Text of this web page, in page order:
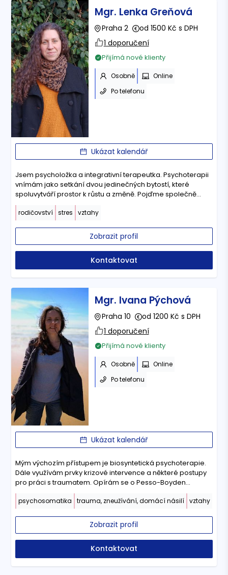
Mgr. Lenka Greňová
Praha 2
od 1500 Kč s DPH
1 doporučení
Přijímá nové klienty
Osobně
Online
Po telefonu
Ukázat kalendář
Jsem psycholožka a integrativní terapeutka. Psychoterapii
vnímám jako setkání dvou jedinečných bytostí, které
spoluvytváří prostor k růstu a změně. Pojďme společně
objevovat a tvořit ten Náš.
rodičovství stres vztahy
Zobrazit profil
Kontaktovat
Mgr. Ivana Pýchová
Praha 10
od 1200 Kč s DPH
1 doporučení
Přijímá nové klienty
Osobně
Online
Po telefonu
Ukázat kalendář
Mým výchozím přístupem je biosyntetická psychoterapie.
Dále využívám prvky krizové intervence a některé postupy
pro práci s traumatem. Opírám se o Pesso-Boyden
psychomotorický systém a o poznatky z oblasti
transpersonální psychologie.
psychosomatika trauma, zneužívání, domácí násilí vztahy
Zobrazit profil
Kontaktovat